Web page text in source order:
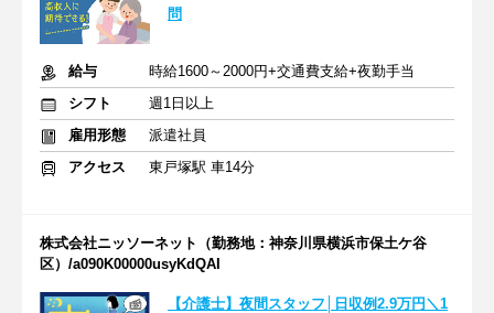
問
給与
時給1600～2000円+交通費支給+夜勤手当
シフト
週1日以上
雇用形態
派遣社員
アクセス
東戸塚駅 車14分
株式会社ニッソーネット（勤務地：神奈川県横浜市保土ケ谷
区）/a090K00000usyKdQAI
【介護士】夜間スタッフ│日収例2.9万円＼1